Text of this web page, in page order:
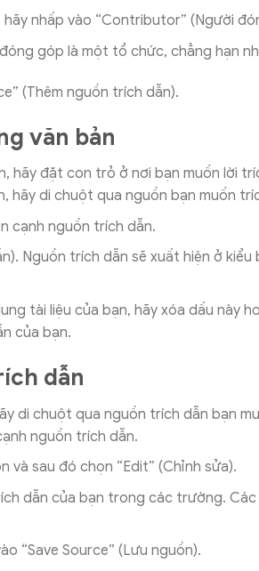
nhấp vào “Contributor” (Người
góp là một tổ chức, chẳng hạn
(Thêm nguồn trích dẫn).
văn bản
hãy đặt con trỏ ở nơi bạn muốn lời
hãy di chuột qua nguồn bạn muốn
cạnh nguồn trích dẫn.
Nguồn trích dẫn sẽ xuất hiện ở
tài liệu của bạn, hãy xóa dấu này
của bạn.
dẫn
di chuột qua nguồn trích dẫn bạn
nguồn trích dẫn.
và sau đó chọn “Edit” (Chỉnh sửa).
dẫn của bạn trong các trường.
“Save Source” (Lưu nguồn).